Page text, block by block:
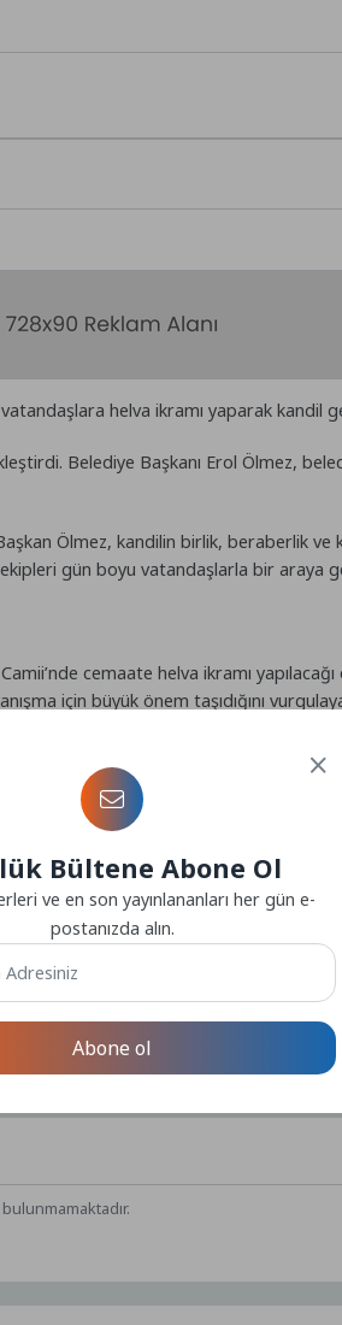
helva ikramı yaparak kandil
Belediye Başkanı Erol Ölmez,
Ölmez, kandilin birlik, beraberlik
gün boyu vatandaşlarla bir araya
cemaate helva ikramı
için büyük önem taşıdığını
Bültene Abone Ol
ve en son yayınlananları her gün e-
postanızda alın.
Abone ol